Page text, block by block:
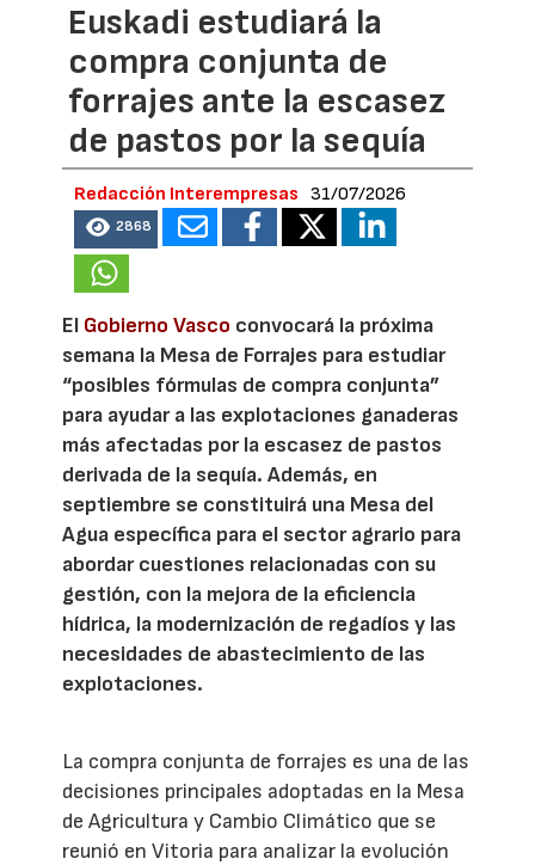
Euskadi estudiará la
compra conjunta de
forrajes ante la escasez
de pastos por la sequía
Redacción Interempresas 31/07/2026
2868
El Gobierno Vasco convocará la próxima
semana la Mesa de Forrajes para estudiar
“posibles fórmulas de compra conjunta”
para ayudar a las explotaciones ganaderas
más afectadas por la escasez de pastos
derivada de la sequía. Además, en
septiembre se constituirá una Mesa del
Agua específica para el sector agrario para
abordar cuestiones relacionadas con su
gestión, con la mejora de la eficiencia
hídrica, la modernización de regadíos y las
necesidades de abastecimiento de las
explotaciones.
La compra conjunta de forrajes es una de las
decisiones principales adoptadas en la Mesa
de Agricultura y Cambio Climático que se
reunió en Vitoria para analizar la evolución